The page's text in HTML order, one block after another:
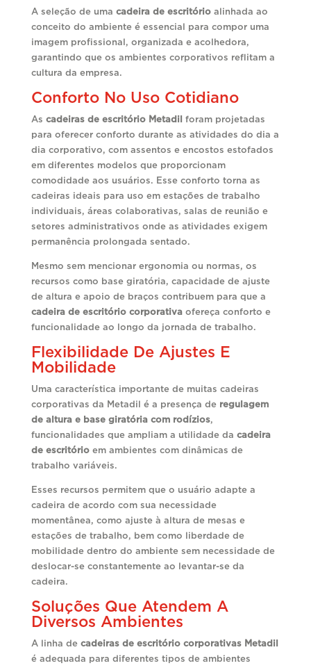
A seleção de uma cadeira de escritórioalinhada ao
conceito do ambiente é essencial para compor uma
imagem profissional, organizada e acolhedora,
garantindo que os ambientes corporativos reflitam a
cultura da empresa.
Conforto No Uso Cotidiano
As cadeiras de escritório Metadil
foram projetadas
para oferecer conforto durante as atividades do dia a
dia corporativo, com assentos e encostos estofados
em diferentes modelos que proporcionam
comodidade aos usuários. Esse conforto torna as
cadeiras ideais para uso em estações de trabalho
individuais, áreas colaborativas, salas de reunião e
setores administrativos onde as atividades exigem
permanência prolongada sentado.
Mesmo sem mencionar ergonomia ou normas, os
recursos como base giratória, capacidade de ajuste
de altura e apoio de braços contribuem para que a
cadeira de escritório corporativaofereça conforto e
funcionalidade ao longo da jornada de trabalho.
Flexibilidade De Ajustes E
Mobilidade
Uma característica importante de muitas cadeiras
corporativas da Metadil é a presença de regulagem
de altura e base giratória com rodízios,
funcionalidades que ampliam a utilidade da cadeira
de escritórioem ambientes com dinâmicas de
trabalho variáveis.
Esses recursos permitem que o usuário adapte a
cadeira de acordo com sua necessidade
momentânea, como ajuste à altura de mesas e
estações de trabalho, bem como liberdade de
mobilidade dentro do ambiente sem necessidade de
deslocar-se constantemente ao levantar-se da
cadeira.
Soluções Que Atendem A
Diversos Ambientes
A linha de cadeiras de escritório corporativas Metadil
é adequada para diferentes tipos de ambientes